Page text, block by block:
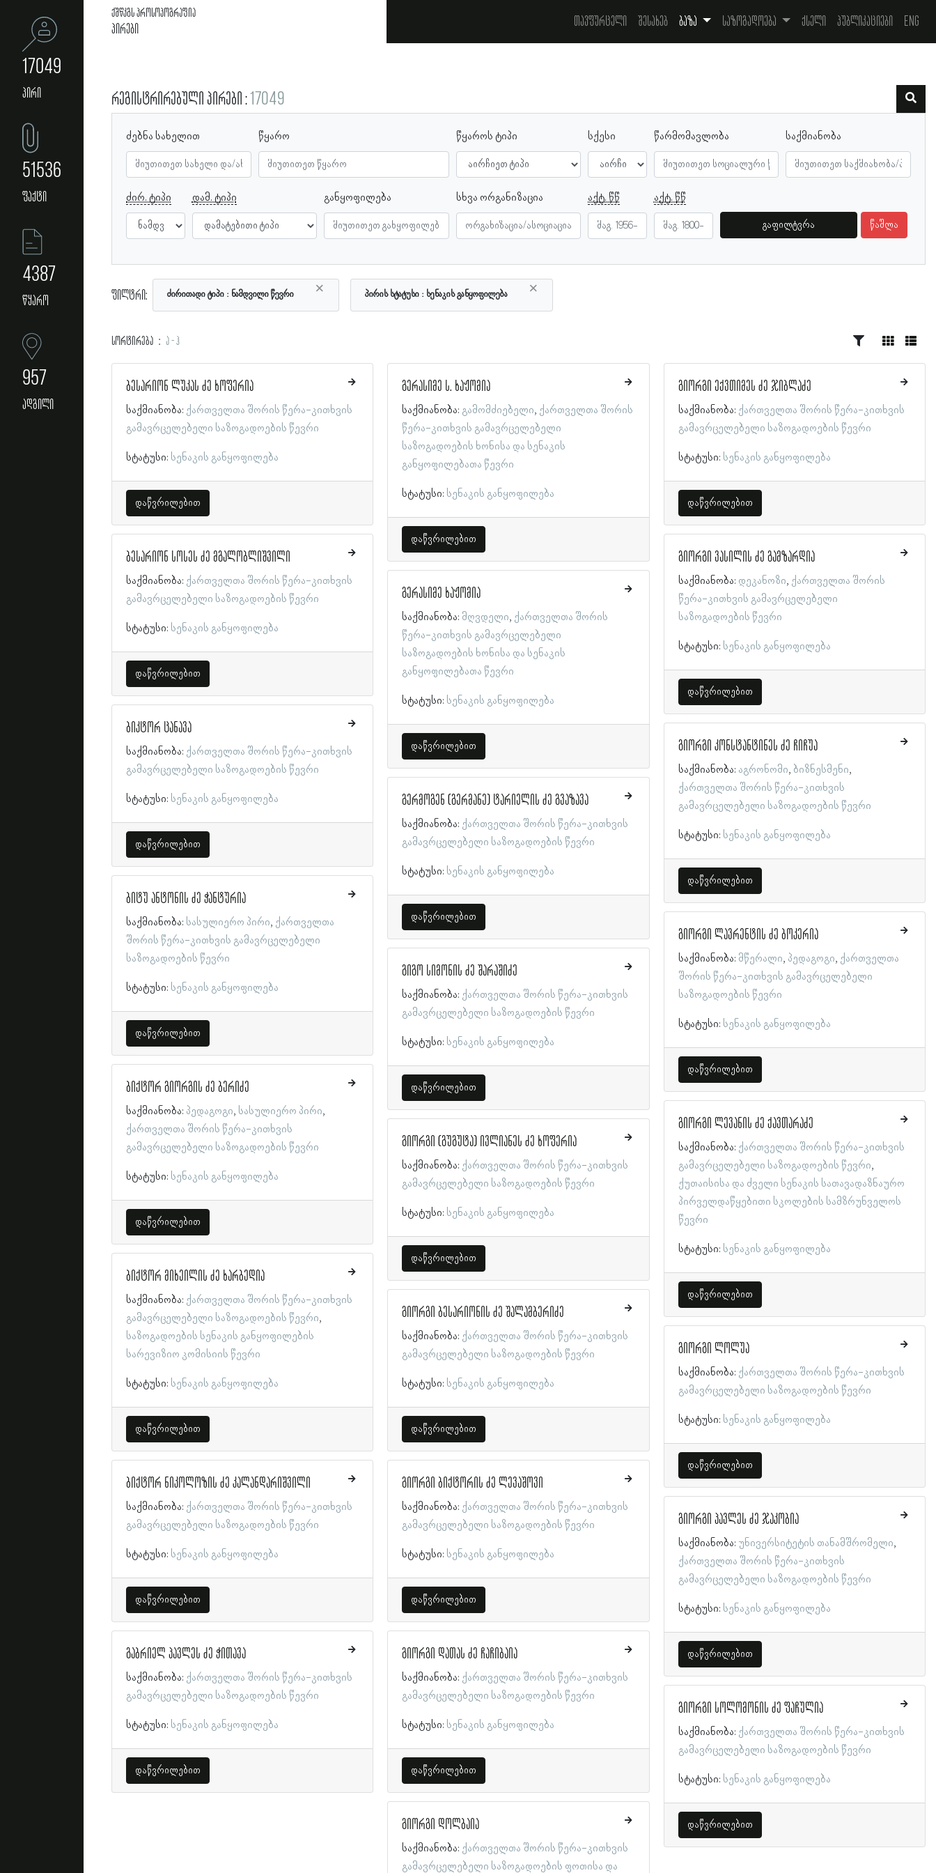
17049
პირი
51536
ფაქტი
4387
წყარო
957
ადგილი
ქშწკგს პროსოპოგრაფია
პირები თავფურცელი შესახებ ბაზა საზოგადოება ქსელი პუბლიკაციები Eng
რეგისტრირებული პირები 17049
ძებნა სახელით წყარო წყაროს ტიპი სქესი წარმომავლობა საქმიანობა
ძირ. ტიპი დამ. ტიპი განყოფილება სხვა ორგანიზაცია აქტ. წწ აქტ. წწ
გაფილტვრა წაშლა
ფილტრი: ×
ძირითადი ტიპი ნამდვილი წევრი ×
პირის სტატუსი სენაკის განყოფილება
სორტირება ა - ჰ
ბესარიონ ლუკას ძე ხოფერია
საქმიანობა: ქართველთა შორის წერა-კითხვის
გამავრცელებელი საზოგადოების წევრი
სტატუსი: სენაკის განყოფილება
დაწვრილებით
ბესარიონ სოსეს ძე მგალობლიშვილი
საქმიანობა: ქართველთა შორის წერა-კითხვის
გამავრცელებელი საზოგადოების წევრი
სტატუსი: სენაკის განყოფილება
დაწვრილებით
ბიკტორ ცანავა
საქმიანობა: ქართველთა შორის წერა-კითხვის
გამავრცელებელი საზოგადოების წევრი
სტატუსი: სენაკის განყოფილება
დაწვრილებით
ბიტუ ანტონის ძე ჭანტურია
საქმიანობა: სასულიერო პირი ქართველთა
შორის წერა-კითხვის გამავრცელებელი
საზოგადოების წევრი
სტატუსი: სენაკის განყოფილება
დაწვრილებით
ბიქტორ გიორგის ძე ბერიძე
საქმიანობა: პედაგოგი სასულიერო პირი
ქართველთა შორის წერა-კითხვის
გამავრცელებელი საზოგადოების წევრი
სტატუსი: სენაკის განყოფილება
დაწვრილებით
ბიქტორ მიხეილის ძე ხარბედია
საქმიანობა: ქართველთა შორის წერა-კითხვის
გამავრცელებელი საზოგადოების წევრი
საზოგადოების სენაკის განყოფილების
სარევიზიო კომისიის წევრი
სტატუსი: სენაკის განყოფილება
დაწვრილებით
ბიქტორ ნიკოლოზის ძე კალანდარიშვილი
საქმიანობა: ქართველთა შორის წერა-კითხვის
გამავრცელებელი საზოგადოების წევრი
სტატუსი: სენაკის განყოფილება
დაწვრილებით
გაბრიელ პავლეს ძე ჭითავა
საქმიანობა: ქართველთა შორის წერა-კითხვის
გამავრცელებელი საზოგადოების წევრი
სტატუსი: სენაკის განყოფილება
დაწვრილებით
გერასიმე ს. ხაჟომია
საქმიანობა: გამომძიებელი ქართველთა შორის
წერა-კითხვის გამავრცელებელი
საზოგადოების ხონისა და სენაკის
განყოფილებათა წევრი
სტატუსი: სენაკის განყოფილება
დაწვრილებით
გერასიმე ხაჟომია
საქმიანობა: მღვდელი ქართველთა შორის
წერა-კითხვის გამავრცელებელი
საზოგადოების ხონისა და სენაკის
განყოფილებათა წევრი
სტატუსი: სენაკის განყოფილება
დაწვრილებით
გერმოგენ (გერმანე) ტარიელის ძე გვაზავა
საქმიანობა: ქართველთა შორის წერა-კითხვის
გამავრცელებელი საზოგადოების წევრი
სტატუსი: სენაკის განყოფილება
დაწვრილებით
გიგო სიმონის ძე შარაშიძე
საქმიანობა: ქართველთა შორის წერა-კითხვის
გამავრცელებელი საზოგადოების წევრი
სტატუსი: სენაკის განყოფილება
დაწვრილებით
გიორგი (გუგუტა) ივლიანეს ძე ხოფერია
საქმიანობა: ქართველთა შორის წერა-კითხვის
გამავრცელებელი საზოგადოების წევრი
სტატუსი: სენაკის განყოფილება
დაწვრილებით
გიორგი ბესარიონის ძე შალამბერიძე
საქმიანობა: ქართველთა შორის წერა-კითხვის
გამავრცელებელი საზოგადოების წევრი
სტატუსი: სენაკის განყოფილება
დაწვრილებით
გიორგი ბიქტორის ძე ლევაშოვი
საქმიანობა: ქართველთა შორის წერა-კითხვის
გამავრცელებელი საზოგადოების წევრი
სტატუსი: სენაკის განყოფილება
დაწვრილებით
გიორგი დათას ძე ჩაჩიბაია
საქმიანობა: ქართველთა შორის წერა-კითხვის
გამავრცელებელი საზოგადოების წევრი
სტატუსი: სენაკის განყოფილება
დაწვრილებით
გიორგი დოლბაია
საქმიანობა: ქართველთა შორის წერა-კითხვის
გამავრცელებელი საზოგადოების ფოთისა და
გიორგი ექვთიმეს ძე ჯიბლაძე
საქმიანობა: ქართველთა შორის წერა-კითხვის
გამავრცელებელი საზოგადოების წევრი
სტატუსი: სენაკის განყოფილება
დაწვრილებით
გიორგი ვასილის ძე გამზარდია
საქმიანობა: დეკანოზი ქართველთა შორის
წერა-კითხვის გამავრცელებელი
საზოგადოების წევრი
სტატუსი: სენაკის განყოფილება
დაწვრილებით
გიორგი კონსტანტინეს ძე ჩიჩუა
საქმიანობა: აგრონომი ბიზნესმენი
ქართველთა შორის წერა-კითხვის
გამავრცელებელი საზოგადოების წევრი
სტატუსი: სენაკის განყოფილება
დაწვრილებით
გიორგი ლავრენტის ძე ბოკერია
საქმიანობა: მწერალი პედაგოგი ქართველთა
შორის წერა-კითხვის გამავრცელებელი
საზოგადოების წევრი
სტატუსი: სენაკის განყოფილება
დაწვრილებით
გიორგი ლევანის ძე ქავთარაძე
საქმიანობა: ქართველთა შორის წერა-კითხვის
გამავრცელებელი საზოგადოების წევრი
ქუთაისისა და ძველი სენაკის სათავადაზნაურო
პირველდაწყებითი სკოლების სამზრუნველოს
წევრი
სტატუსი: სენაკის განყოფილება
დაწვრილებით
გიორგი ლოლუა
საქმიანობა: ქართველთა შორის წერა-კითხვის
გამავრცელებელი საზოგადოების წევრი
სტატუსი: სენაკის განყოფილება
დაწვრილებით
გიორგი პავლეს ძე ჯაკობია
საქმიანობა: უნივერსიტეტის თანამშრომელი
ქართველთა შორის წერა-კითხვის
გამავრცელებელი საზოგადოების წევრი
სტატუსი: სენაკის განყოფილება
დაწვრილებით
გიორგი სოლომონის ძე ფაჩულია
საქმიანობა: ქართველთა შორის წერა-კითხვის
გამავრცელებელი საზოგადოების წევრი
სტატუსი: სენაკის განყოფილება
დაწვრილებით